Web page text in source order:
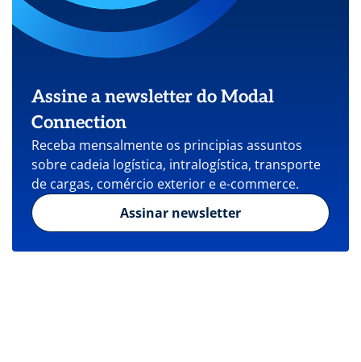
Assine a newsletter do Modal
Connection
Receba mensalmente os principias assuntos
sobre cadeia logística, intralogística, transporte
de cargas, comércio exterior e e-commerce.
Assinar newsletter